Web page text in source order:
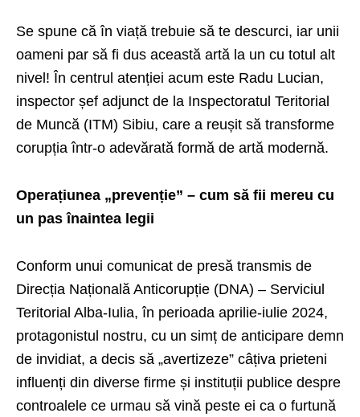
Se spune că în viață trebuie să te descurci, iar unii
oameni par să fi dus această artă la un cu totul alt
nivel! În centrul atenției acum este Radu Lucian,
inspector șef adjunct de la Inspectoratul Teritorial
de Muncă (ITM) Sibiu, care a reușit să transforme
corupția într-o adevărată formă de artă modernă.
Operațiunea „prevenție” – cum să fii mereu cu
un pas înaintea legii
Conform unui comunicat de presă transmis de
Direcția Națională Anticorupție (DNA) – Serviciul
Teritorial Alba-Iulia, în perioada aprilie-iulie 2024,
protagonistul nostru, cu un simț de anticipare demn
de invidiat, a decis să „avertizeze” câțiva prieteni
influenți din diverse firme și instituții publice despre
controalele ce urmau să vină peste ei ca o furtună